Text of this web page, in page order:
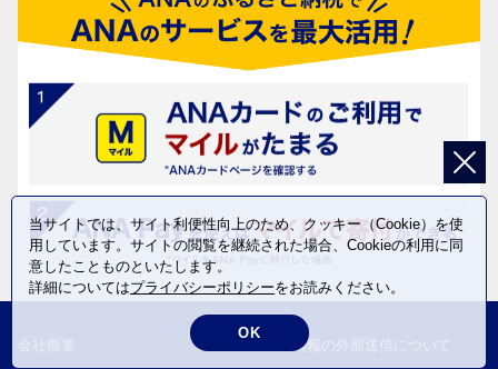
会社概要
利用者情報の外部送信について
当サイトでは、サイト利便性向上のため、クッキー（Cookie）を使
用しています。サイトの閲覧を継続された場合、Cookieの利用に同
意したことものといたします。
詳細についてはプライバシーポリシーをお読みください。
OK